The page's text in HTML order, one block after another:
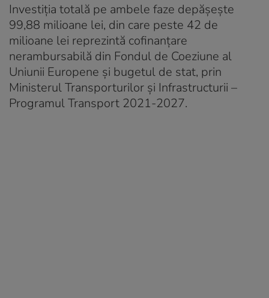
Investiția totală pe ambele faze depășește
99,88 milioane lei, din care peste 42 de
milioane lei reprezintă cofinanțare
nerambursabilă din Fondul de Coeziune al
Uniunii Europene și bugetul de stat, prin
Ministerul Transporturilor și Infrastructurii –
Programul Transport 2021-2027.